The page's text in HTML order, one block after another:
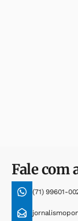
Fale com
(71) 99601-